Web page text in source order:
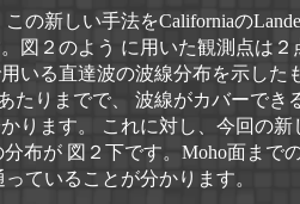
の新しい手法をCaliforniaの
図２のよう に用いた観測点は２
いる直達波の波線分布を示した
たりまでで、 波線がカバーでき
ります。 これに対し、今回の新
布が 図２下です。Moho面まで
ていることが分かります。